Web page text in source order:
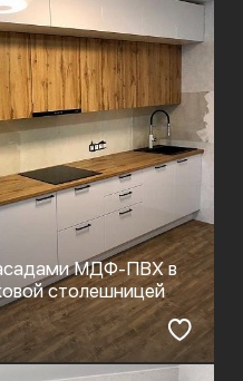
МДФ-ПВХ в
столешницей